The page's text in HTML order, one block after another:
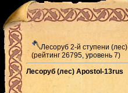
Лесоруб 2-й ступени (лес)
(рейтинг 26795, уровень 7)
Лесоруб (лес) Apostol-13rus